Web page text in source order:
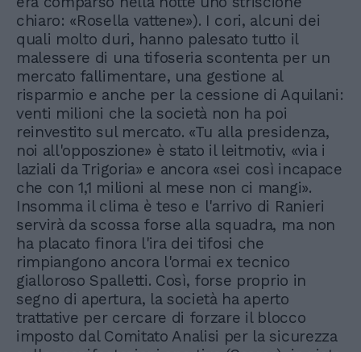
chiaro: «Rosella vattene»). I cori, alcuni dei
quali molto duri, hanno palesato tutto il
malessere di una tifoseria scontenta per un
mercato fallimentare, una gestione al
risparmio e anche per la cessione di Aquilani:
venti milioni che la società non ha poi
reinvestito sul mercato. «Tu alla presidenza,
noi all'opposzione» è stato il leitmotiv, «via i
laziali da Trigoria» e ancora «sei così incapace
che con 1,1 milioni al mese non ci mangi».
Insomma il clima è teso e l'arrivo di Ranieri
servirà da scossa forse alla squadra, ma non
ha placato finora l'ira dei tifosi che
rimpiangono ancora l'ormai ex tecnico
gialloroso Spalletti. Così, forse proprio in
segno di apertura, la società ha aperto
trattative per cercare di forzare il blocco
imposto dal Comitato Analisi per la sicurezza